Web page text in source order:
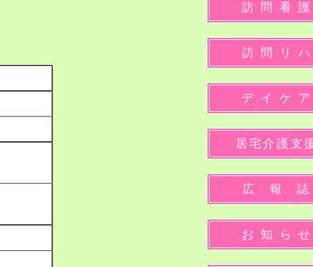
訪 問 看 護
訪 問 リ ハ
デ イ ケ ア
居宅介護支
広 報 誌
お 知 ら せ